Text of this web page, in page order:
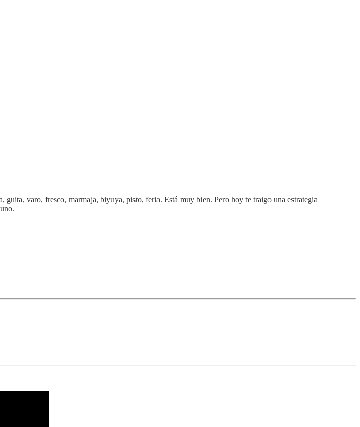
guita, varo, fresco, marmaja, biyuya, pisto, feria. Está muy bien. Pero hoy te traigo una estrategia